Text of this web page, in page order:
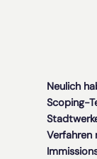
Neulich
Scoping-
Verfahren